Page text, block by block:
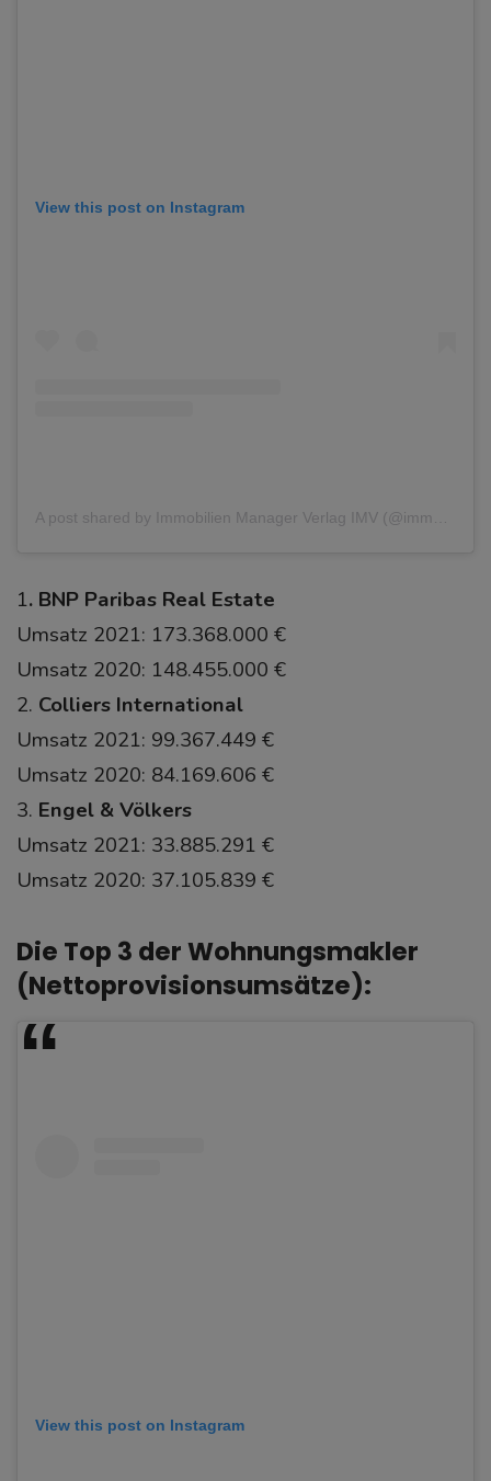
View this post on Instagram
1. BNP Paribas Real Estate
Umsatz 2021: 173.368.000 €
Umsatz 2020: 148.455.000 €
2. Colliers International
Umsatz 2021: 99.367.449 €
Umsatz 2020: 84.169.606 €
3. Engel & Völkers
Umsatz 2021: 33.885.291 €
Umsatz 2020: 37.105.839 €
Die Top 3 der Wohnungsmakler
(Nettoprovisionsumsätze):
View this post on Instagram